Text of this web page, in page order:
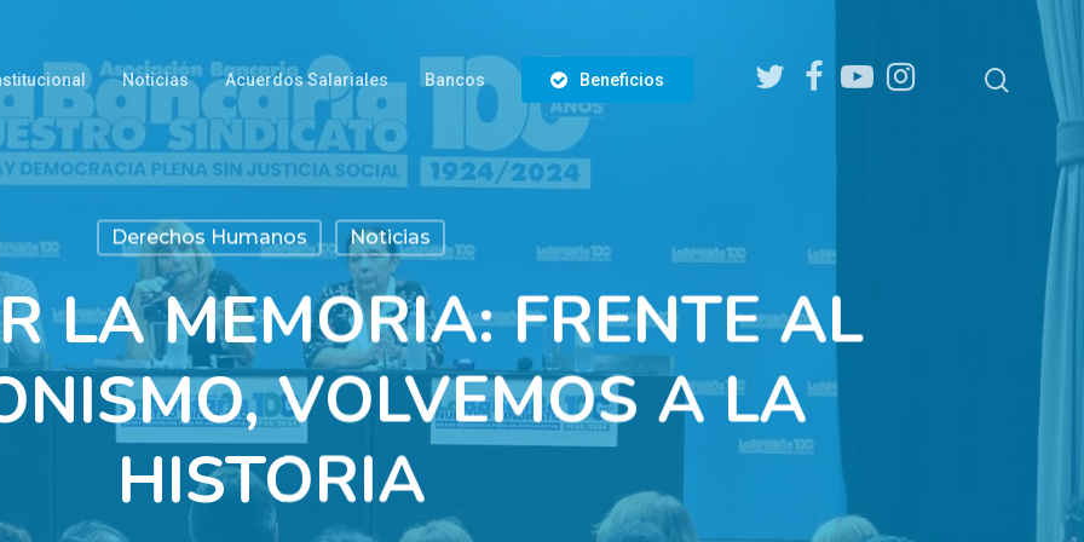
Noticias Acuerdos Salariales Bancos Beneficios
twitter facebookyoutubeinstagram search
Derechos Humanos Noticias
LA MEMORIA: FRENTE AL
VOLVEMOS A LA
HISTORIA